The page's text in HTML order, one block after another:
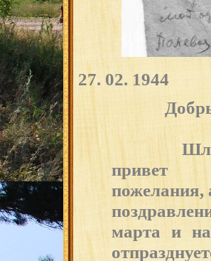
27. 02.
Шлю тебе
привет
пожелания,
марта и